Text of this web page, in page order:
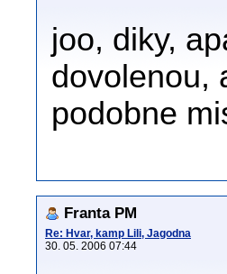
joo, diky,
dovolenou,
podobne
Franta PM
Re: Hvar, kamp Lili, Jagodna
30. 05. 2006 07:44